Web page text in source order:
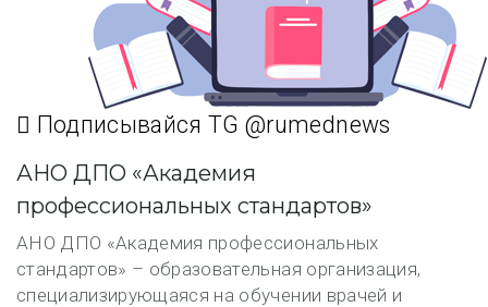
Подписывайся TG @rumednews
АНО ДПО «Академия
профессиональных стандартов»
АНО ДПО «Академия профессиональных
стандартов» – образовательная организация,
специализирующаяся на обучении врачей и